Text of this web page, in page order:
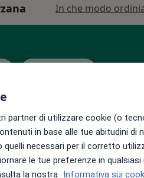
In che modo
Domani
7 Ago
Sab,
partner di utilizzare cookie (o
in base alle tue abitudini di
necessari per il corretto
le tue preferenze in
la nostra Informativa sui